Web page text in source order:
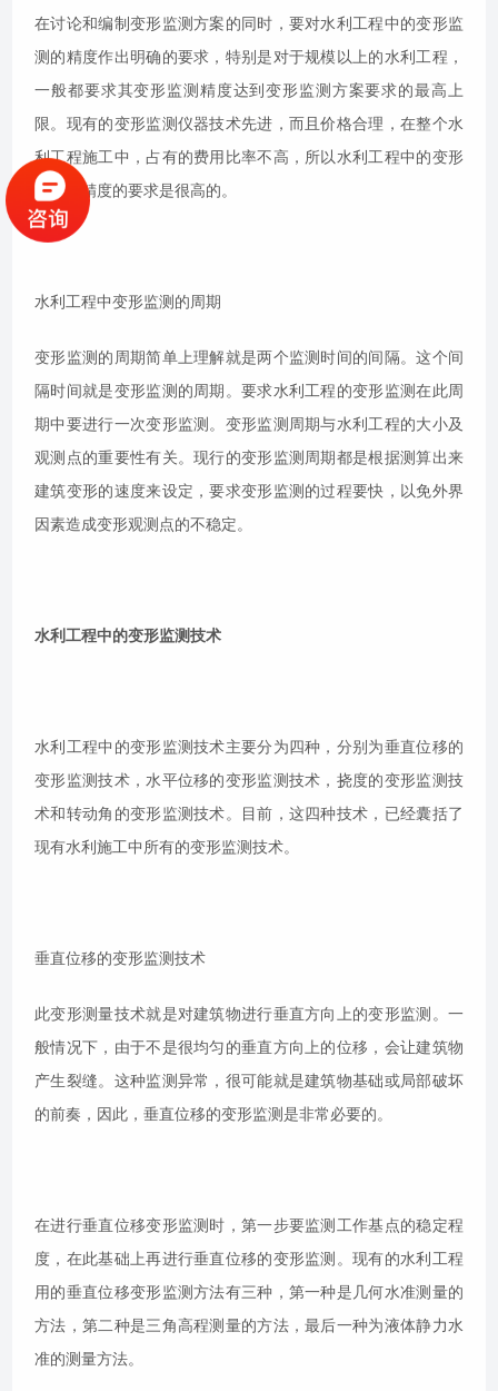
在讨论和编制变形监测方案的同时，要对水利工程中的变形监
测的精度作出明确的要求，特别是对于规模以上的水利工程，
一般都要求其变形监测精度达到变形监测方案要求的最高上
限。现有的变形监测仪器技术先进，而且价格合理，在整个水
利工程施工中，占有的费用比率不高，所以水利工程中的变形
监测对精度的要求是很高的。
水利工程中变形监测的周期
变形监测的周期简单上理解就是两个监测时间的间隔。这个间
隔时间就是变形监测的周期。要求水利工程的变形监测在此周
期中要进行一次变形监测。变形监测周期与水利工程的大小及
观测点的重要性有关。现行的变形监测周期都是根据测算出来
建筑变形的速度来设定，要求变形监测的过程要快，以免外界
因素造成变形观测点的不稳定。
水利工程中的变形监测技术
水利工程中的变形监测技术主要分为四种，分别为垂直位移的
变形监测技术，水平位移的变形监测技术，挠度的变形监测技
术和转动角的变形监测技术。目前，这四种技术，已经囊括了
现有水利施工中所有的变形监测技术。
垂直位移的变形监测技术
此变形测量技术就是对建筑物进行垂直方向上的变形监测。一
般情况下，由于不是很均匀的垂直方向上的位移，会让建筑物
产生裂缝。这种监测异常，很可能就是建筑物基础或局部破坏
的前奏，因此，垂直位移的变形监测是非常必要的。
在进行垂直位移变形监测时，第一步要监测工作基点的稳定程
度，在此基础上再进行垂直位移的变形监测。现有的水利工程
用的垂直位移变形监测方法有三种，第一种是几何水准测量的
方法，第二种是三角高程测量的方法，最后一种为液体静力水
准的测量方法。